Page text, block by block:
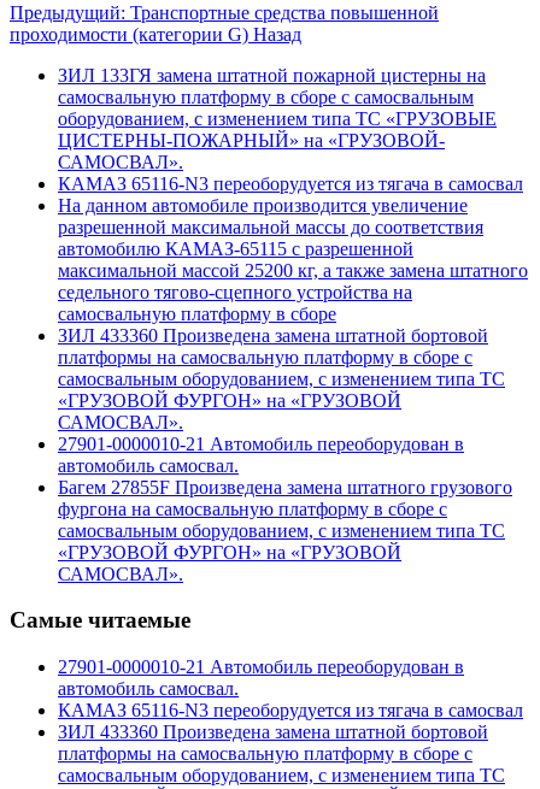
Предыдущий: Транспортные средства повышенной
проходимости (категории G) Назад
ЗИЛ 133ГЯ замена штатной пожарной цистерны на
самосвальную платформу в сборе с самосвальным
оборудованием, с изменением типа ТС «ГРУЗОВЫЕ
ЦИСТЕРНЫ-ПОЖАРНЫЙ» на «ГРУЗОВОЙ-
САМОСВАЛ».
КАМАЗ 65116-N3 переоборудуется из тягача в самосвал
На данном автомобиле производится увеличение
разрешенной максимальной массы до соответствия
автомобилю КАМАЗ-65115 с разрешенной
максимальной массой 25200 кг, а также замена штатного
седельного тягово-сцепного устройства на
самосвальную платформу в сборе
ЗИЛ 433360 Произведена замена штатной бортовой
платформы на самосвальную платформу в сборе с
самосвальным оборудованием, с изменением типа ТС
«ГРУЗОВОЙ ФУРГОН» на «ГРУЗОВОЙ
САМОСВАЛ».
27901-0000010-21 Автомобиль переоборудован в
автомобиль самосвал.
Багем 27855F Произведена замена штатного грузового
фургона на самосвальную платформу в сборе с
самосвальным оборудованием, с изменением типа ТС
«ГРУЗОВОЙ ФУРГОН» на «ГРУЗОВОЙ
САМОСВАЛ».
Самые читаемые
27901-0000010-21 Автомобиль переоборудован в
автомобиль самосвал.
КАМАЗ 65116-N3 переоборудуется из тягача в самосвал
ЗИЛ 433360 Произведена замена штатной бортовой
платформы на самосвальную платформу в сборе с
самосвальным оборудованием, с изменением типа ТС